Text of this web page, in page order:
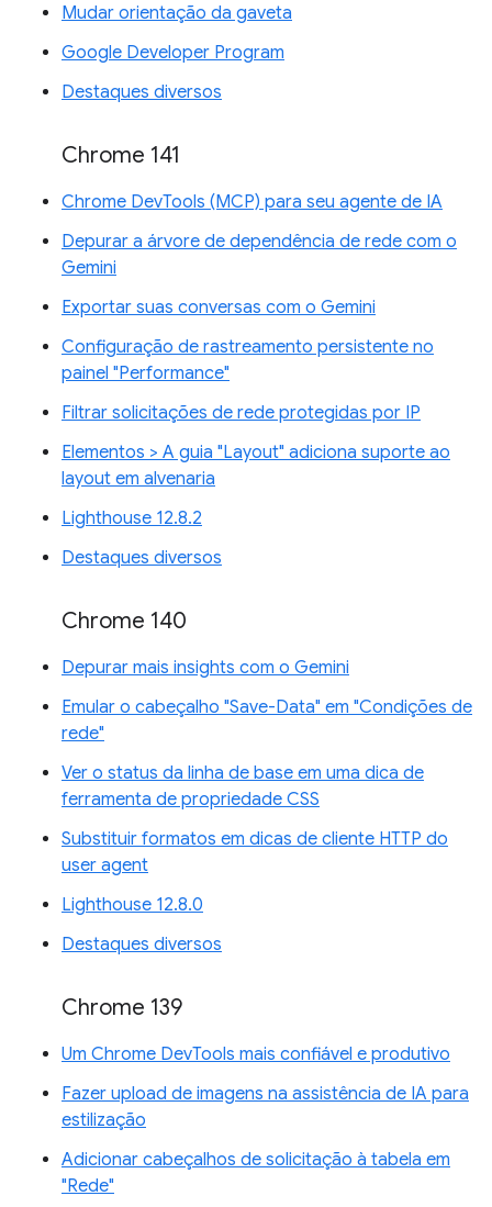
Mudar orientação da gaveta
Google Developer Program
Destaques diversos
Chrome 141
Chrome DevTools (MCP) para seu agente de IA
Depurar a árvore de dependência de rede com o
Gemini
Exportar suas conversas com o Gemini
Configuração de rastreamento persistente no
painel "Performance"
Filtrar solicitações de rede protegidas por IP
Elementos > A guia "Layout" adiciona suporte ao
layout em alvenaria
Lighthouse 12.8.2
Destaques diversos
Chrome 140
Depurar mais insights com o Gemini
Emular o cabeçalho "Save-Data" em "Condições de
rede"
Ver o status da linha de base em uma dica de
ferramenta de propriedade CSS
Substituir formatos em dicas de cliente HTTP do
user agent
Lighthouse 12.8.0
Destaques diversos
Chrome 139
Um Chrome DevTools mais confiável e produtivo
Fazer upload de imagens na assistência de IA para
estilização
Adicionar cabeçalhos de solicitação à tabela em
"Rede"